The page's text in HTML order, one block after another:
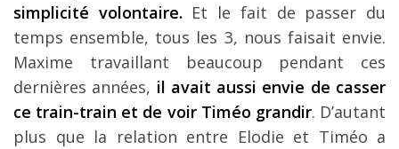
simplicité volontaire. Et le fait de passer du
temps ensemble, tous les 3, nous faisait envie.
Maxime travaillant beaucoup pendant ces
dernières années, il avait aussi envie de casser
ce train-train et de voir Timéo grandir. D’autant
plus que la relation entre Elodie et Timéo a